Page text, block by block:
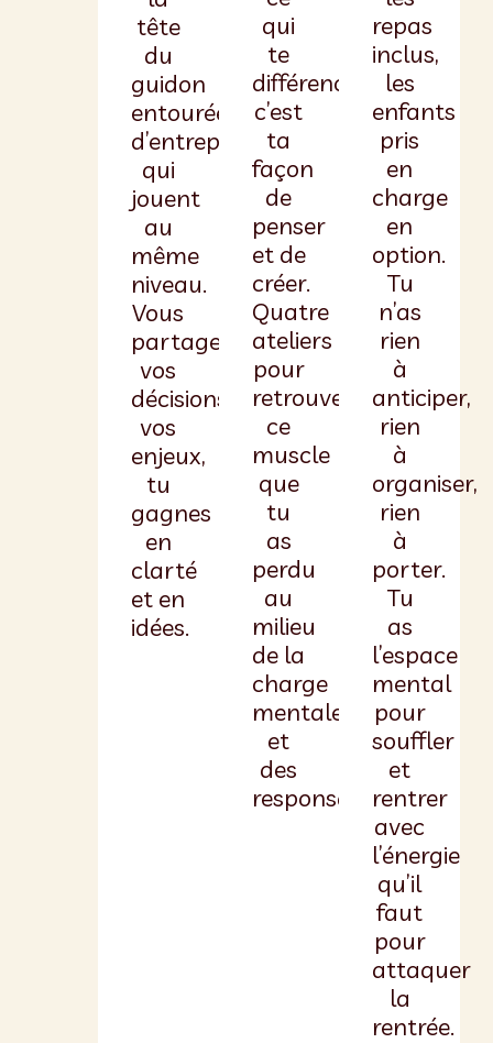
tête
du
guidon
entourée
d’entrepreneuses
qui
jouent
au
même
niveau.
Vous
partagez
vos
décisions,
vos
enjeux,
tu
gagnes
en
clarté
et en
idées.
qui
te
différencie
c’est
ta
façon
de
penser
et de
créer.
Quatre
ateliers
pour
retrouver
ce
muscle
que
tu
as
perdu
au
milieu
de la
charge
mentale
et
des
responsabilités.
repas
inclus,
les
enfants
pris
en
charge
en
option.
Tu
n’as
rien
à
anticiper,
rien
à
organiser,
rien
à
porter.
Tu
as
l’espace
mental
pour
souffler
et
rentrer
avec
l’énergie
qu’il
faut
pour
attaquer
la
rentrée.